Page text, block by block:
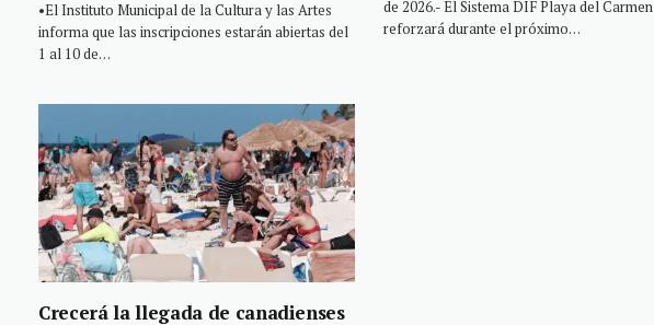
•El Instituto Municipal de la Cultura y las Artes
informa que las inscripciones estarán abiertas del
1 al 10 de…
de 2026.- El Sistema DIF Playa del Carmen
reforzará durante el próximo…
Crecerá la llegada de canadienses